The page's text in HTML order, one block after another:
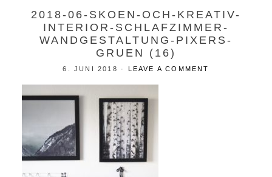
2018-06-SKOEN-OCH-KREATIV-
INTERIOR-SCHLAFZIMMER-
WANDGESTALTUNG-PIXERS-
GRUEN (16)
6. JUNI 2018 · LEAVE A COMMENT